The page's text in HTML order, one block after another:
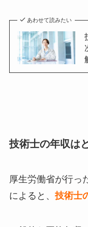
あわせて読みたい
技術士の年収は
厚生労働省が行っ
によると、技術士